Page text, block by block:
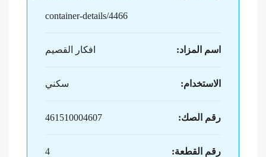
container-details/4466
اسم المزاد: افكار القصيم
الاستخدام: سكني
رقم الصك: 461510004607
رقم القطعة: 4